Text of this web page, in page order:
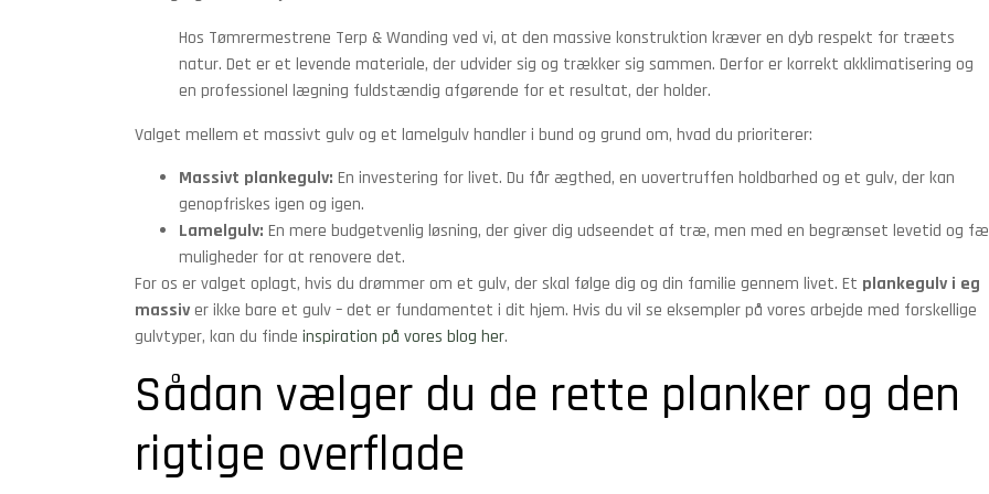
Hos Tømrermestrene Terp & Wanding ved vi, at den massive konstruktion kræver en dyb respekt for træets
natur. Det er et levende materiale, der udvider sig og trækker sig sammen. Derfor er korrekt akklimatisering og
en professionel lægning fuldstændig afgørende for et resultat, der holder.
Valget mellem et massivt gulv og et lamelgulv handler i bund og grund om, hvad du prioriterer:
Massivt plankegulv: En investering for livet. Du får ægthed, en uovertruffen holdbarhed og et gulv, der kan
genopfriskes igen og igen.
Lamelgulv: En mere budgetvenlig løsning, der giver dig udseendet af træ, men med en begrænset levetid og
muligheder for at renovere det.
For os er valget oplagt, hvis du drømmer om et gulv, der skal følge dig og din familie gennem livet. Et plankegulv i eg
massiver ikke bare et gulv – det er fundamentet i dit hjem. Hvis du vil se eksempler på vores arbejde med forskellige
gulvtyper, kan du finde inspiration på vores blog her.
Sådan vælger du de rette planker og den
rigtige overflade